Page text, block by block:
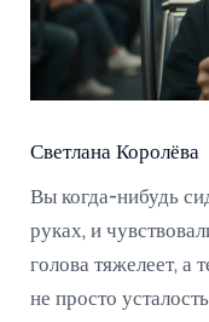
Светлана Королёва
Вы когда-нибудь
руках, и
голова тяжелеет, а
не просто